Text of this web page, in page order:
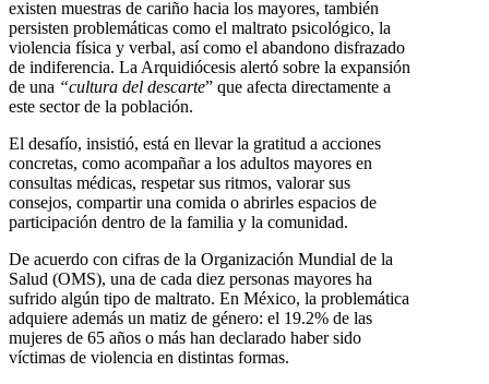
existen muestras de cariño hacia los mayores, también
persisten problemáticas como el maltrato psicológico, la
violencia física y verbal, así como el abandono disfrazado
de indiferencia. La Arquidiócesis alertó sobre la expansión
de una “cultura del descarte” que afecta directamente a
este sector de la población.
El desafío, insistió, está en llevar la gratitud a acciones
concretas, como acompañar a los adultos mayores en
consultas médicas, respetar sus ritmos, valorar sus
consejos, compartir una comida o abrirles espacios de
participación dentro de la familia y la comunidad.
De acuerdo con cifras de la Organización Mundial de la
Salud (OMS), una de cada diez personas mayores ha
sufrido algún tipo de maltrato. En México, la problemática
adquiere además un matiz de género: el 19.2% de las
mujeres de 65 años o más han declarado haber sido
víctimas de violencia en distintas formas.